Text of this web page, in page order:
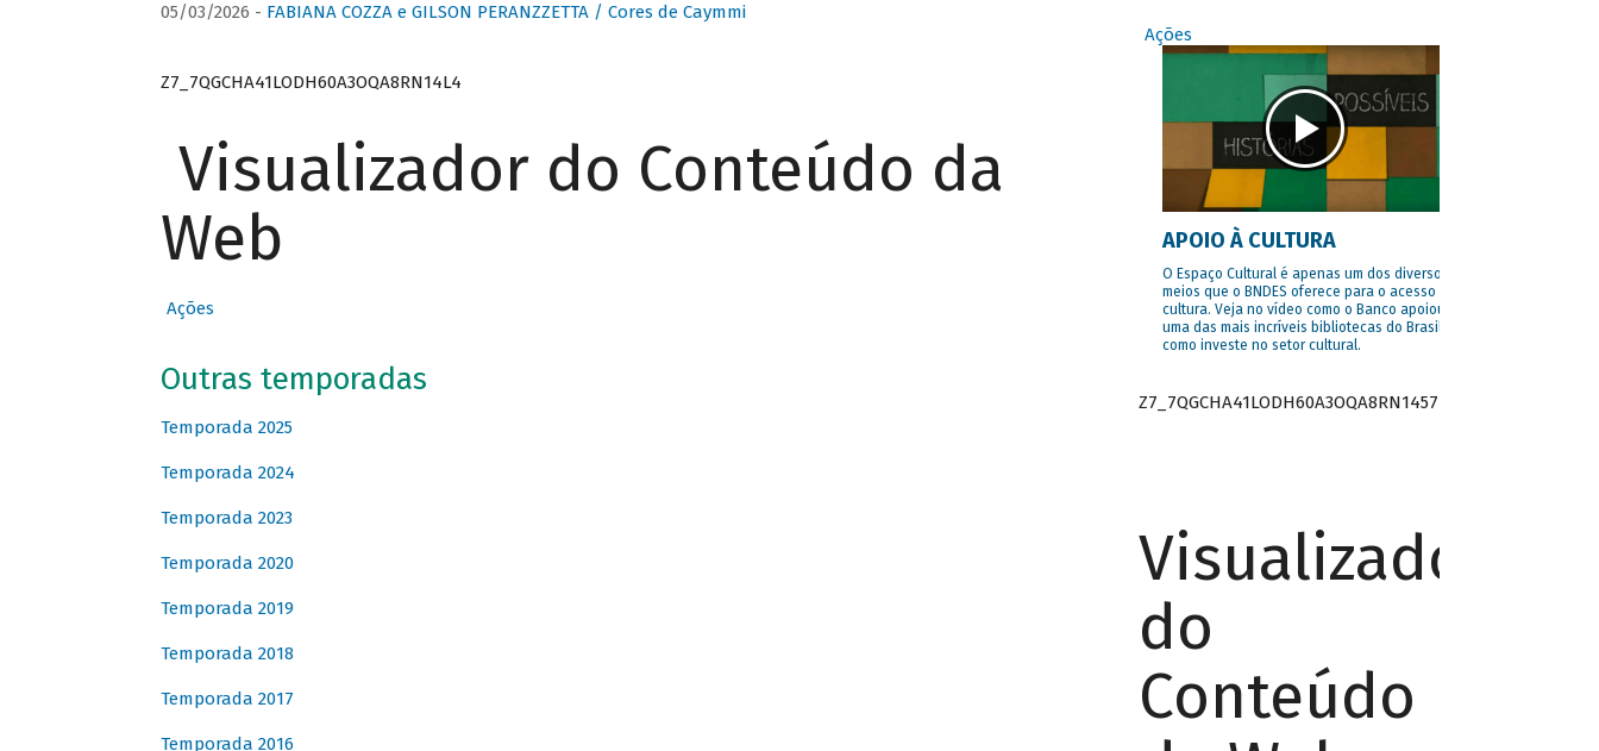
05/03/2026 - FABIANA COZZA e GILSON PERANZZETTA / Cores de Caymmi
Z7_7QGCHA41LODH60A3OQA8RN14L4
Visualizador do Conteúdo da
Web
Ações
Outras temporadas
Temporada 2025
Temporada 2024
Temporada 2023
Temporada 2020
Temporada 2019
Temporada 2018
Temporada 2017
Temporada 2016
Ações
APOIO À CULTURA
O Espaço Cultural é apenas um dos diversos
meios que o BNDES oferece para o acesso à
cultura. Veja no vídeo como o Banco apoiou
uma das mais incríveis bibliotecas do Brasil e
como investe no setor cultural.
Z7_7QGCHA41LODH60A3OQA8RN1457
Visualizador
do
Conteúdo